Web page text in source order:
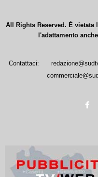
All Rights Reserved. È
l'adattamento
Contattaci: